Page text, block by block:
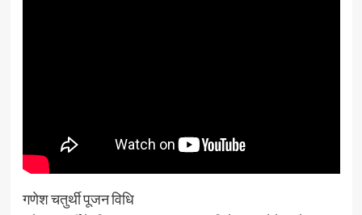
गणेश चतुर्थी पूजन विधि